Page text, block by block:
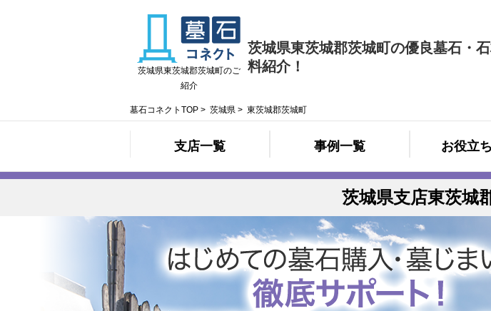
茨城県東茨城郡茨城町の優良墓石・
料紹介！
茨城県東茨城郡茨城町のご
紹介
墓石コネクトTOP > 茨城県 > 東茨城郡茨城町
支店一覧 事例一覧 お役立
茨城県支店東茨城